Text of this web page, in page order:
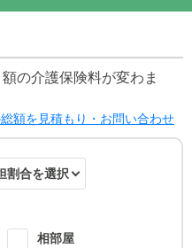
の介護保険料が変わま
額を見積もり・お問い合わせ
相部屋